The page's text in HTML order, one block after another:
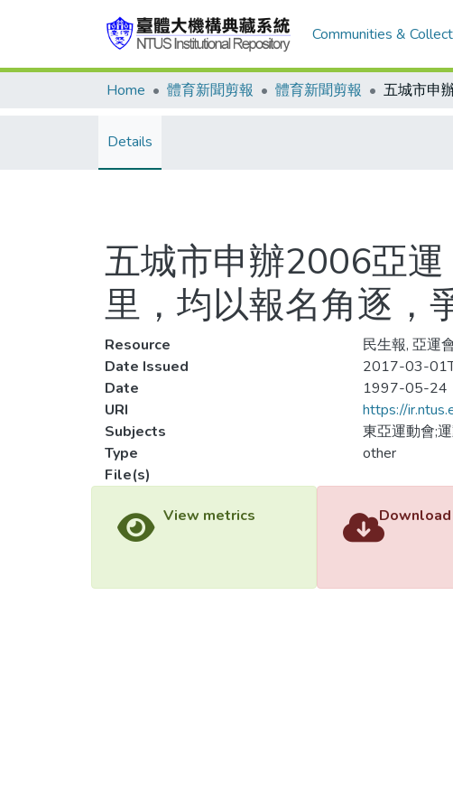
Communities &
Home 體育新聞剪報 體育新聞剪報
Details
五城市申辦2006亞
里，均以報名角逐，
Resource
民生報, 亞運
Date Issued
2017-03-
Date
1997-05-24
URI
https://
Subjects
東亞運動會;
Type
other
File(s)